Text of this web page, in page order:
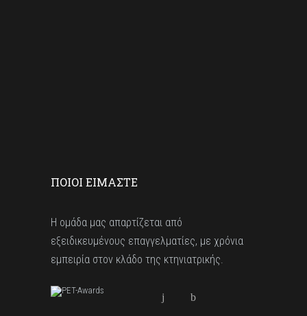
ΠΟΙΟΙ ΕΙΜΑΣΤΕ
Η ομάδα μας απαρτίζεται από
εξειδικευμένους επαγγελματίες, με χρόνια
εμπειρία στον κλάδο της κτηνιατρικής.